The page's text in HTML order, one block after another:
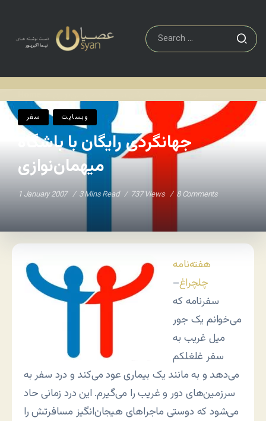
سفر وبسایت
جهانگردی رایگان با باشگاه
میهمان‌نوازی
1 January 2007 3 Mins Read 737 Views 8 Comments
هفته‌نامه
چلچراغ–
سفرنامه که
می‌خوانم یک جور
میل غریب به
سفر غلغلکم
می‌دهد و به مانند یک بیماری عود می‌کند و درد سفر به
سرزمین‌های دور و غریب را می‌گیرم. این درد زمانی حاد
می‌شود که دوستی ماجراهای هیجان‌انگیز مسافرتش را